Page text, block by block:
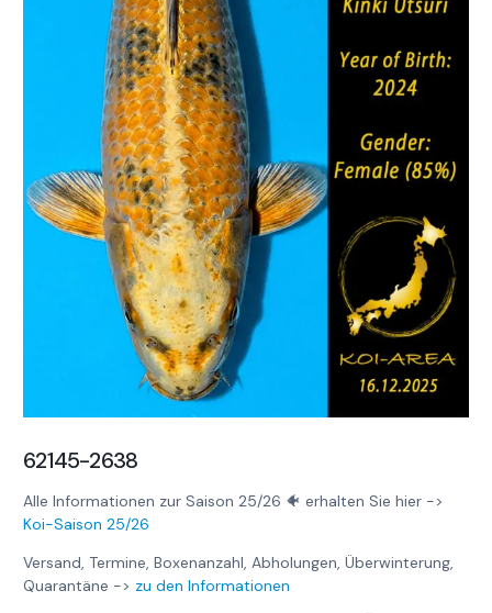
62145-2638
Alle Informationen zur Saison 25/26 🐠 erhalten Sie hier ->
Koi-Saison 25/26
Versand, Termine, Boxenanzahl, Abholungen, Überwinterung,
Quarantäne -> zu den Informationen